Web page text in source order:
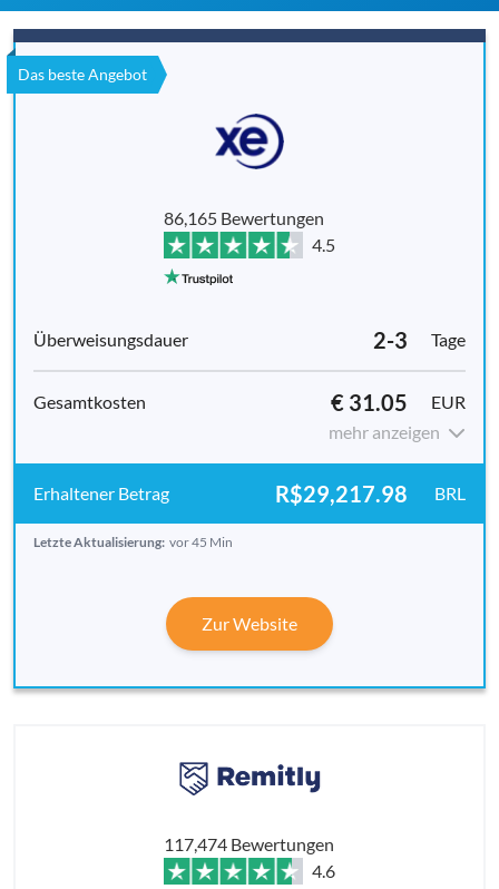
Das beste Angebot
86,165 Bewertungen
4.5
2-3 Tage
€ 31.05
EUR
mehr anzeigen
R$29,217.98 BRL
Letzte Aktualisierung: vor 45 Min
Zur Website
117,474 Bewertungen
4.6